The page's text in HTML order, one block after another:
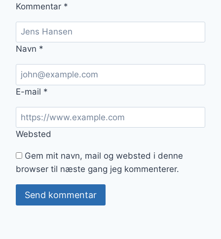
Kommentar *
Navn *
E-mail *
Websted
Gem mit navn, mail og websted i denne
browser til næste gang jeg kommenterer.